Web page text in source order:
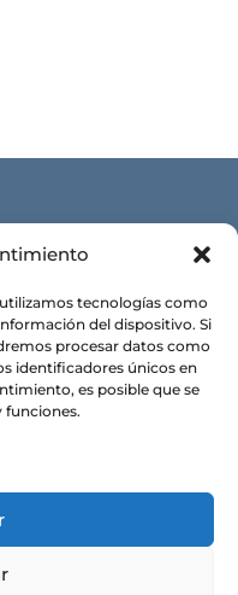
tecnologías como
del dispositivo. Si
procesar datos como
identificadores únicos en
es posible que se
funciones.